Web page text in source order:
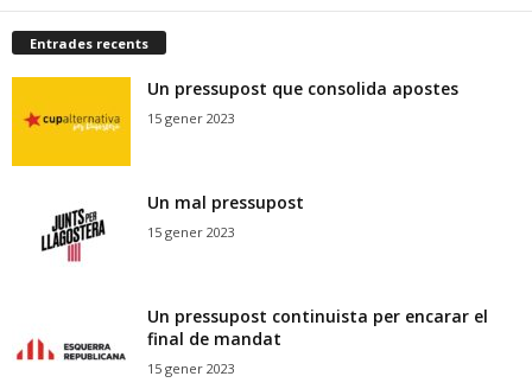
Entrades recents
Un pressupost que consolida apostes
15 gener 2023
Un mal pressupost
15 gener 2023
Un pressupost continuista per encarar el
final de mandat
15 gener 2023